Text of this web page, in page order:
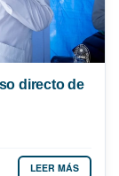
directo de
LEER MÁS